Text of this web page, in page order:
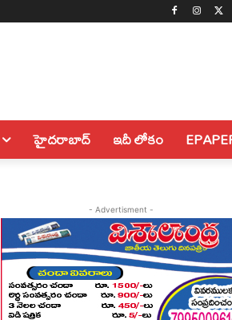
హైదరాబాద్ ఇదీ లోకం
- Advertisment -